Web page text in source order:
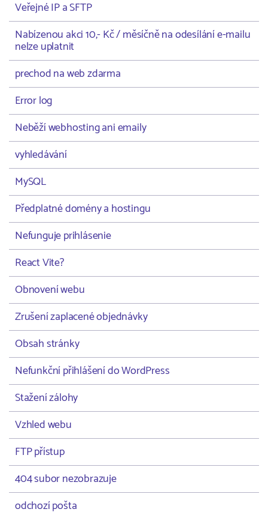
Veřejné IP a SFTP
Nabízenou akci 10,- Kč / měsíčně na odesílání e-mailu
nelze uplatnit
prechod na web zdarma
Error log
Neběží webhosting ani emaily
vyhledávání
MySQL
Předplatné domény a hostingu
Nefunguje prihlásenie
React Vite?
Obnovení webu
Zrušení zaplacené objednávky
Obsah stránky
Nefunkční přihlášení do WordPress
Stažení zálohy
Vzhled webu
FTP přístup
404 subor nezobrazuje
odchozí pošta